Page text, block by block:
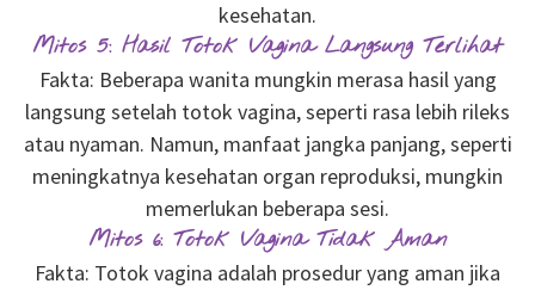
kesehatan.
Mitos 5: Hasil Totok Vagina Langsung Terlihat
Fakta: Beberapa wanita mungkin merasa hasil yang
langsung setelah totok vagina, seperti rasa lebih rileks
atau nyaman. Namun, manfaat jangka panjang, seperti
meningkatnya kesehatan organ reproduksi, mungkin
memerlukan beberapa sesi.
Mitos 6: Totok Vagina Tidak Aman
Fakta: Totok vagina adalah prosedur yang aman jika